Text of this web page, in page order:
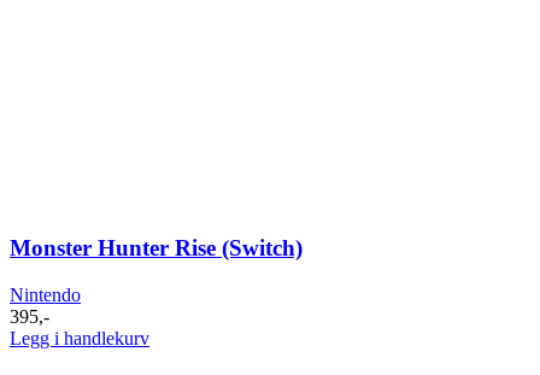
Monster Hunter Rise (Switch)
Nintendo
395,-
Legg i handlekurv